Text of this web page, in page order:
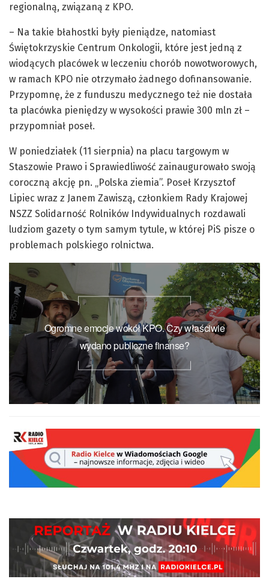
regionalną, związaną z KPO.
– Na takie błahostki były pieniądze, natomiast
Świętokrzyskie Centrum Onkologii, które jest jedną z
wiodących placówek w leczeniu chorób nowotworowych,
w ramach KPO nie otrzymało żadnego dofinansowanie.
Przypomnę, że z funduszu medycznego też nie dostała
ta placówka pieniędzy w wysokości prawie 300 mln zł –
przypomniał poseł.
W poniedziałek (11 sierpnia) na placu targowym w
Staszowie Prawo i Sprawiedliwość zainaugurowało swoją
coroczną akcję pn. „Polska ziemia”. Poseł Krzysztof
Lipiec wraz z Janem Zawiszą, członkiem Rady Krajowej
NSZZ Solidarność Rolników Indywidualnych rozdawali
ludziom gazety o tym samym tytule, w której PiS pisze o
problemach polskiego rolnictwa.
Ogromne emocje wokół KPO. Czy właściwie
wydano publiczne finanse?